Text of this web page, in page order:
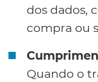
dos dados,
compra ou
Quando o